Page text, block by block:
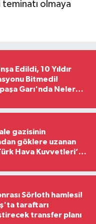
olmaya
Edildi, 10 Yıldır
Bitmedi!
Garı'nda Neler
gazisinin
göklere uzanan
Hava Kuvvetleri’nin
Sörloth hamlesi!
taraftarı
transfer planı